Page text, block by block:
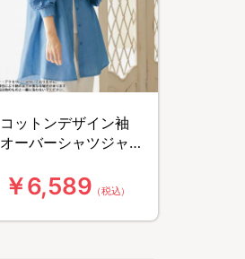
コットンデザイン袖
オーバーシャツジャ
￥6,589 （税込）